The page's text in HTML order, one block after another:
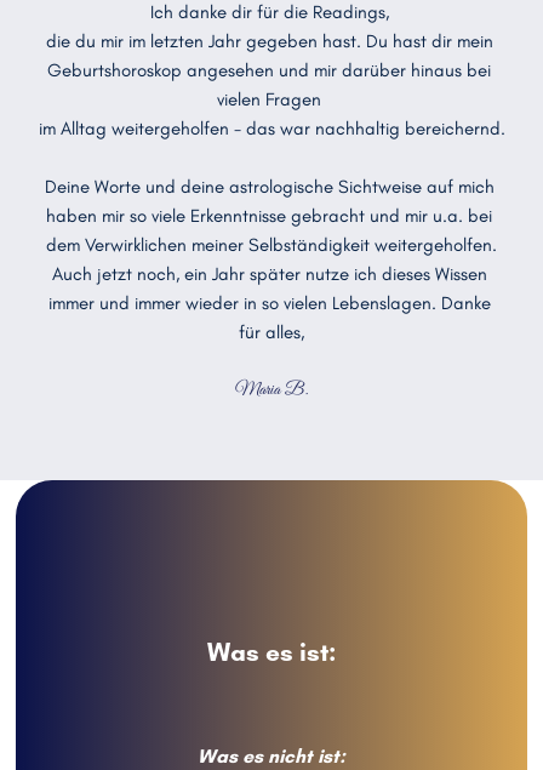
Ich danke dir für die Readings,
die du mir im letzten Jahr gegeben hast. Du hast dir mein
Geburtshoroskop angesehen und mir darüber hinaus bei
vielen Fragen
im Alltag weitergeholfen - das war nachhaltig bereichernd.
Deine Worte und deine astrologische Sichtweise auf mich
haben mir so viele Erkenntnisse gebracht und mir u.a. bei
dem Verwirklichen meiner Selbständigkeit weitergeholfen.
Auch jetzt noch, ein Jahr später nutze ich dieses Wissen
immer und immer wieder in so vielen Lebenslagen. Danke
für alles,
Maria B.
Was es ist:
Was es nicht ist: